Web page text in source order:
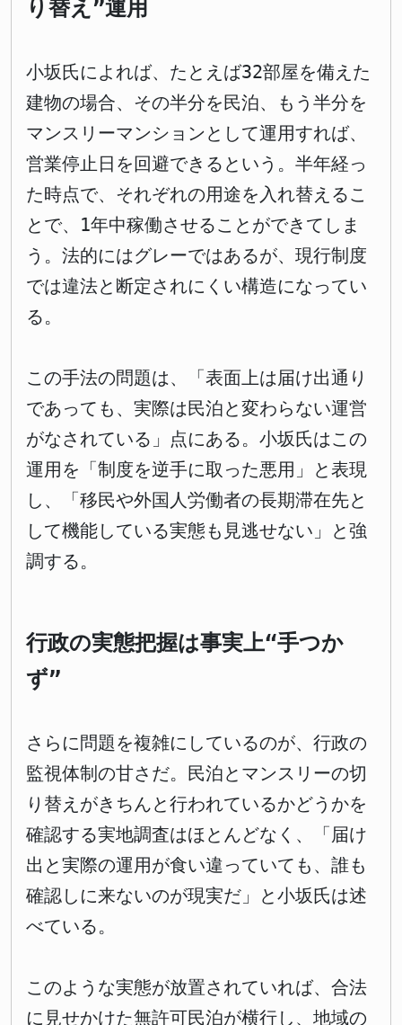
り替え”運用
小坂氏によれば、たとえば32部屋を備えた
建物の場合、その半分を民泊、もう半分を
マンスリーマンションとして運用すれば、
営業停止日を回避できるという。半年経っ
た時点で、それぞれの用途を入れ替えるこ
とで、1年中稼働させることができてしま
う。法的にはグレーではあるが、現行制度
では違法と断定されにくい構造になってい
る。
この手法の問題は、「表面上は届け出通り
であっても、実際は民泊と変わらない運営
がなされている」点にある。小坂氏はこの
運用を「制度を逆手に取った悪用」と表現
し、「移民や外国人労働者の長期滞在先と
して機能している実態も見逃せない」と強
調する。
行政の実態把握は事実上“手つか
ず”
さらに問題を複雑にしているのが、行政の
監視体制の甘さだ。民泊とマンスリーの切
り替えがきちんと行われているかどうかを
確認する実地調査はほとんどなく、「届け
出と実際の運用が食い違っていても、誰も
確認しに来ないのが現実だ」と小坂氏は述
べている。
このような実態が放置されていれば、合法
に見せかけた無許可民泊が横行し、地域の